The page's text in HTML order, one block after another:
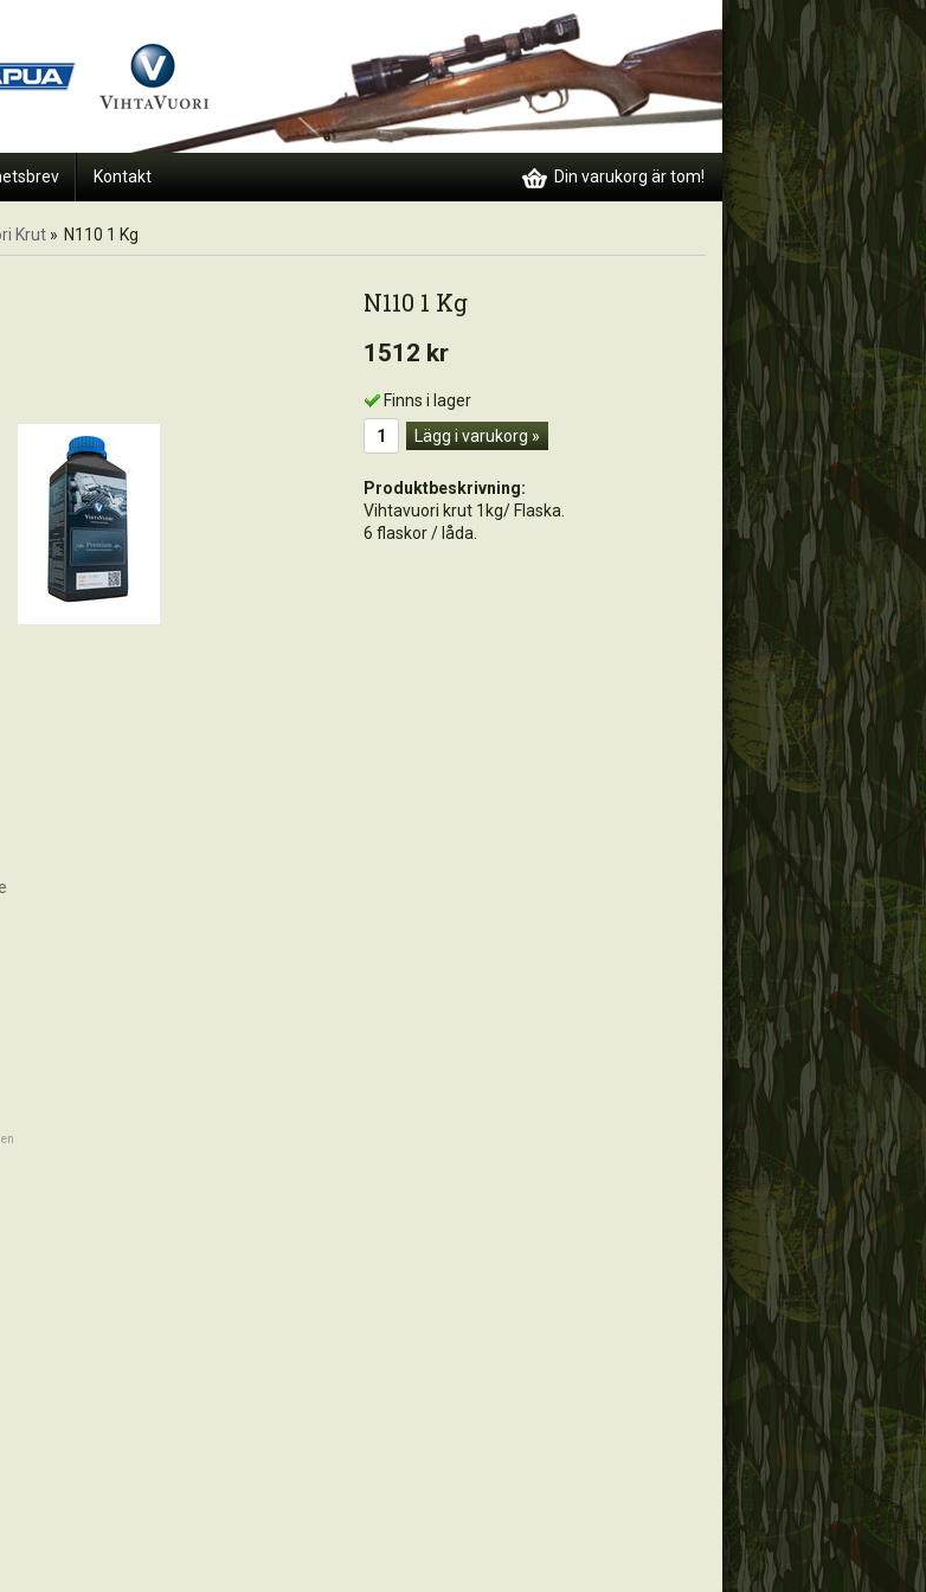
Kontakt Din varukorg är tom!
Krut » N110 1 Kg
N110 1 Kg
1512 kr
Finns i lager
Lägg i varukorg »
Produktbeskrivning:
Vihtavuori krut 1kg/ Flaska.
6 flaskor / låda.